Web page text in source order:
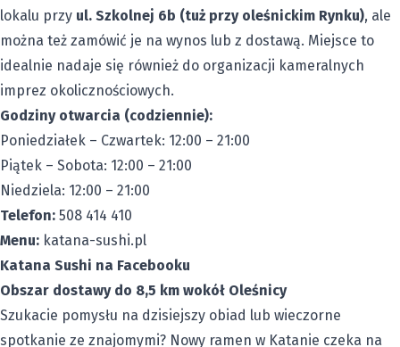
lokalu przy ul. Szkolnej 6b (tuż przy oleśnickim Rynku), ale
można też zamówić je na wynos lub z dostawą. Miejsce to
idealnie nadaje się również do organizacji kameralnych
imprez okolicznościowych.
Godziny otwarcia (codziennie):
Poniedziałek – Czwartek: 12:00 – 21:00
Piątek – Sobota: 12:00 – 21:00
Niedziela: 12:00 – 21:00
Telefon: 508 414 410
Menu: katana-sushi.pl
Katana Sushi na Facebooku
Obszar dostawy do 8,5 km wokół Oleśnicy
Szukacie pomysłu na dzisiejszy obiad lub wieczorne
spotkanie ze znajomymi? Nowy ramen w Katanie czeka na